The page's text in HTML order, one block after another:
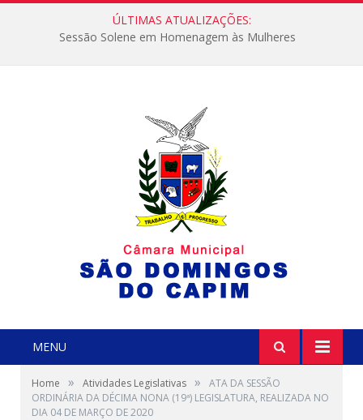
ÚLTIMAS ATUALIZAÇÕES:
Sessão Solene em Homenagem às Mulheres
MENU
Home » Atividades Legislativas »
ATA DA SESSÃO
ORDINÁRIA DA DÉCIMA NONA (19ª) LEGISLATURA, REALIZADA NO
DIA 04 DE MARÇO DE 2020